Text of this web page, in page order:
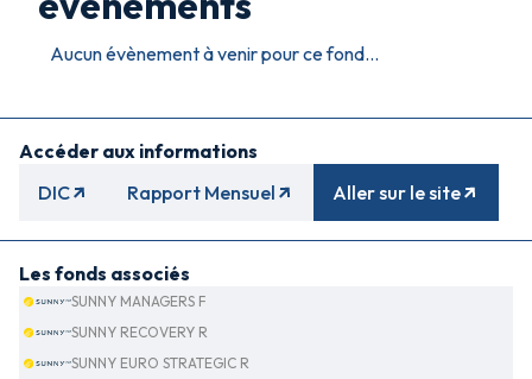
Aucun évènement à venir pour ce fond...
Accéder aux informations
DIC
Rapport Mensuel Aller sur le site
Les fonds associés
SUNNY MANAGERS F
SUNNY RECOVERY R
SUNNY EURO STRATEGIC R